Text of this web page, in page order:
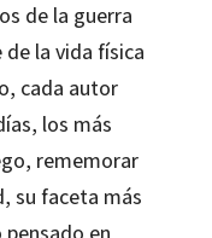
de la guerra
la vida física
cada autor
los más
rememorar
su faceta más